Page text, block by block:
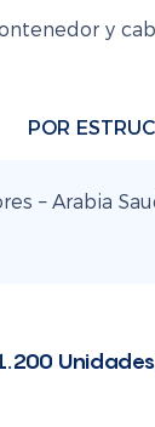
y
POR
– Arabia